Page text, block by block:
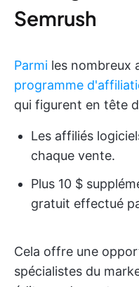
Semrush
Parmi les nombreux
programme
qui figurent en tête
Les affiliés
chaque vente.
Plus 10 $
gratuit effectué
Cela offre une
spécialistes du